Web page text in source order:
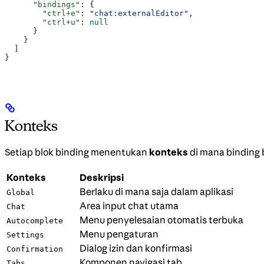
      "bindings"
: {
        "ctrl+e"
: "chat:externalEditor" ,
        "ctrl+u"
: null
      }
    }
}
Konteks
Setiap blok binding menentukan konteks di mana binding
Konteks Deskripsi
Global Berlaku di mana saja dalam aplikasi
Chat Area input chat utama
Autocomplete Menu penyelesaian otomatis terbuka
Settings Menu pengaturan
Confirmation Dialog izin dan konfirmasi